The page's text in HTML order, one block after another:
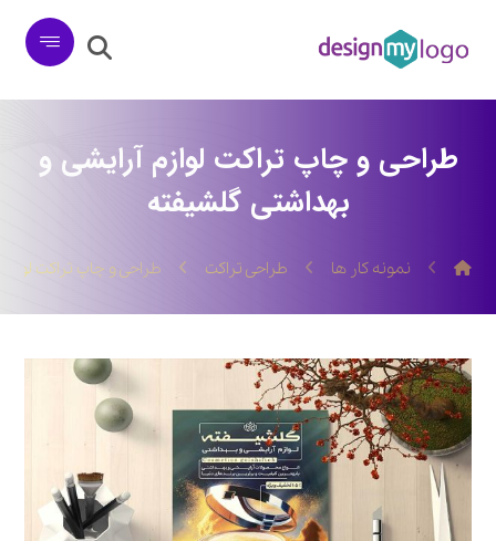
طراحی و چاپ تراکت لوازم آرایشی و
بهداشتی گلشیفته
نمونه کار ها طراحی تراکت طراحی و چاپ تراکت